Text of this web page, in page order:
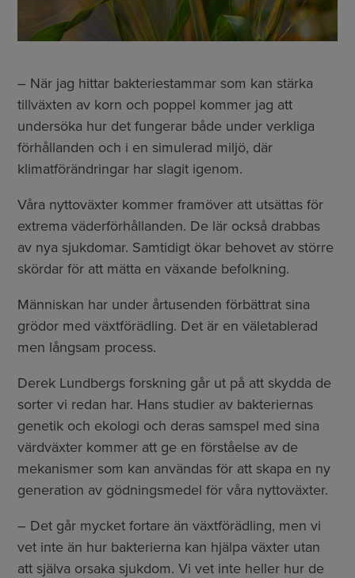
– När jag hittar bakteriestammar som kan stärka
tillväxten av korn och poppel kommer jag att
undersöka hur det fungerar både under verkliga
förhållanden och i en simulerad miljö, där
klimatförändringar har slagit igenom.
Våra nyttoväxter kommer framöver att utsättas för
extrema väderförhållanden. De lär också drabbas
av nya sjukdomar. Samtidigt ökar behovet av större
skördar för att mätta en växande befolkning.
Människan har under årtusenden förbättrat sina
grödor med växtförädling. Det är en väletablerad
men långsam process.
Derek Lundbergs forskning går ut på att skydda de
sorter vi redan har. Hans studier av bakteriernas
genetik och ekologi och deras samspel med sina
värdväxter kommer att ge en förståelse av de
mekanismer som kan användas för att skapa en ny
generation av gödningsmedel för våra nyttoväxter.
– Det går mycket fortare än växtförädling, men vi
vet inte än hur bakterierna kan hjälpa växter utan
att själva orsaka sjukdom. Vi vet inte heller hur de